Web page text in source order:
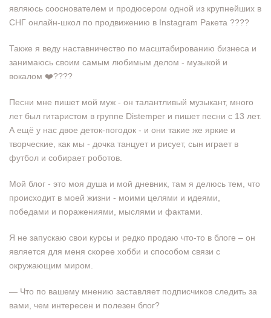
являюсь сооснователем и продюсером одной из крупнейших в
СНГ онлайн-школ по продвижению в Instagram Ракета ????
Также я веду наставничество по масштабированию бизнеса и
занимаюсь своим самым любимым делом - музыкой и
вокалом ❤️‍????
Песни мне пишет мой муж - он талантливый музыкант, много
лет был гитаристом в группе Distemper и пишет песни с 13 лет.
А ещё у нас двое деток-погодок - и они такие же яркие и
творческие, как мы - дочка танцует и рисует, сын играет в
футбол и собирает роботов.
Мой блог - это моя душа и мой дневник, там я делюсь тем, что
происходит в моей жизни - моими целями и идеями,
победами и поражениями, мыслями и фактами.
Я не запускаю свои курсы и редко продаю что-то в блоге – он
является для меня скорее хобби и способом связи с
окружающим миром.
— Что по вашему мнению заставляет подписчиков следить за
вами, чем интересен и полезен блог?